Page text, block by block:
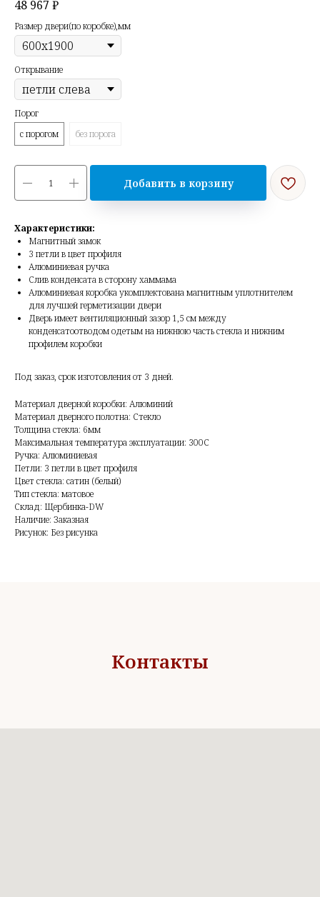
48 967 ₽
Размер двери(по коробке),мм
Открывание
Порог
с порогом
без порога
Добавить в корзину
Характеристики:
Магнитный замок
3 петли в цвет профиля
Алюминиевая ручка
Слив конденсата в сторону хаммама
Алюминиевая коробка укомплектована магнитным уплотнителем
для лучшей герметизации двери
Дверь имеет вентиляционный зазор 1,5 см между
конденсатоотводом одетым на нижнюю часть стекла и нижним
профилем коробки
Под заказ, срок изготовления от 3 дней.
Материал дверной коробки: Алюминий
Материал дверного полотна: Стекло
Толщина стекла: 6мм
Максимальная температура эксплуатации: 300С
Ручка: Алюминиевая
Петли: 3 петли в цвет профиля
Цвет стекла: сатин (белый)
Тип стекла: матовое
Склад: Щербинка-DW
Наличие: Заказная
Рисунок: Без рисунка
Контакты